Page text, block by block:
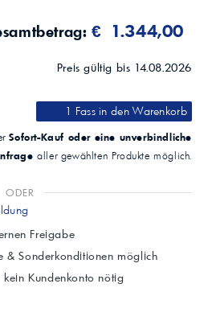
€ 1.344,00
Preis gültig bis 14.08.2026
1 Fassin den Warenkorb
Sofort-Kauf oder eine unverbindliche
aller gewählten Produkte möglich.
ODER
Freigabe
& Sonderkonditionen möglich
Kundenkonto nötig